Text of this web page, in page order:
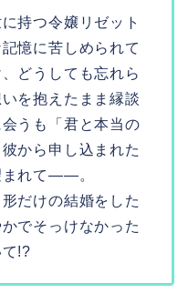
持つ令嬢リゼット
憶に苦しめられて
どうしても忘れら
を抱えたまま縁談
うも「君と本当の
から申し込まれた
まれて――。
だけの結婚をした
でそっけなかった
!?